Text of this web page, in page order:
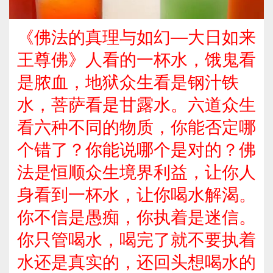
《佛法的真理与如幻—大日如来
王尊佛》人看的一杯水，饿鬼看
是脓血，地狱众生看是钢汁铁
水，菩萨看是甘露水。六道众生
看六种不同的物质，你能否定哪
个错了？你能说哪个是对的？佛
法是恒顺众生境界利益，让你人
身看到一杯水，让你喝水解渴。
你不信是愚痴，你执着是迷信。
你只管喝水，喝完了就不要执着
水还是真实的，还回头想喝水的